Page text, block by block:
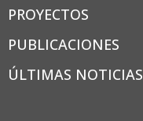
PROYECTOS
PUBLICACIONES
ÚLTIMAS NOTICIAS